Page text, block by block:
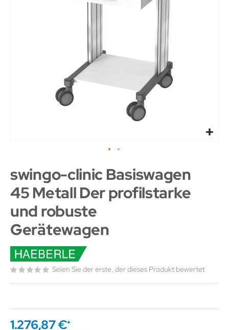
swingo-clinic Basiswagen
45 Metall Der profilstarke
und robuste
Gerätewagen
Seien Sie der erste, der dieses Produkt bewertet
1.276,87 €